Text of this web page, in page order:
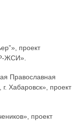
проект
ЖСИ».
Православная
Хабаровск», проект
проект